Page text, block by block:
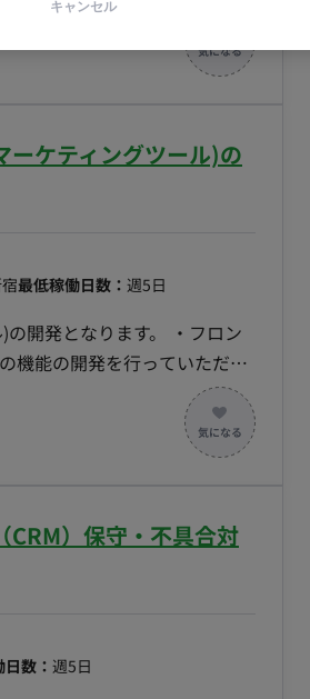
期間を経て2年前から正式に
ーニーズの解像度が上がり、
スタックで開発が出来る方
ーケティングツール)の
最低稼働日数： 週5日
開発となります。 ・フロン
機能の開発を行っていただき
、実装、テスト、コードレビ
様検討まで詳細設計からコー
い方、能動的に開発を推し進
の確認、実装方針検討、実
分を修正することもタスク
おり、 今回は、開発チーム
します。 ■開発環境
）保守・不具合対
数： 週5日
キャンセル